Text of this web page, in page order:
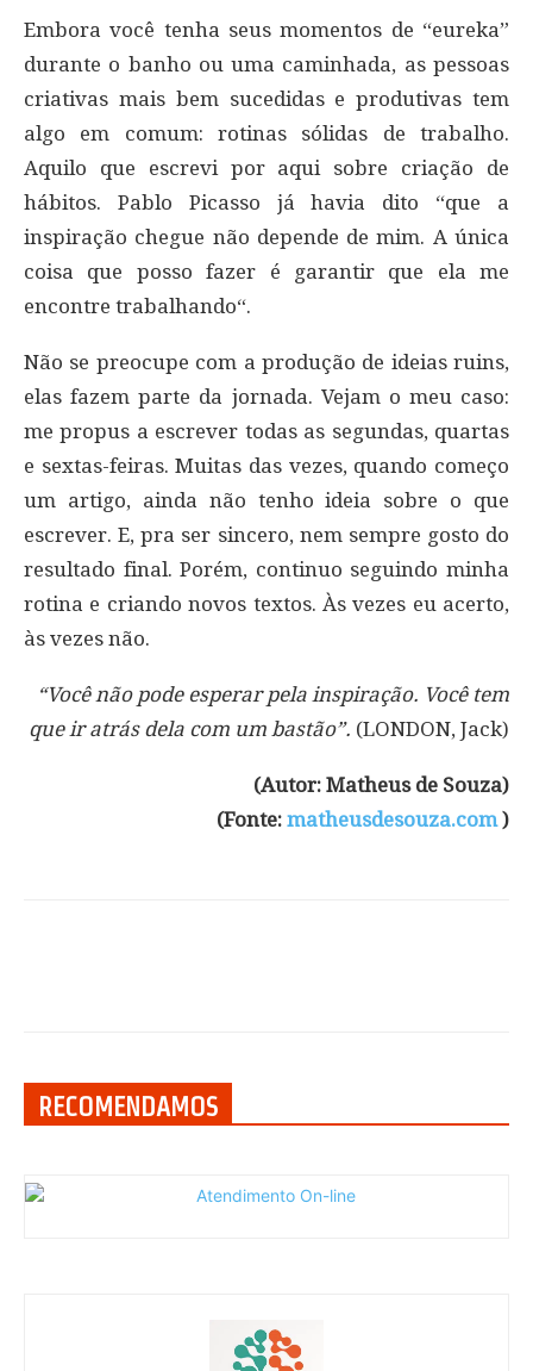
Embora você tenha seus momentos de “eureka”
durante o banho ou uma caminhada, as pessoas
criativas mais bem sucedidas e produtivas tem
algo em comum: rotinas sólidas de trabalho.
Aquilo que escrevi por aqui sobre criação de
hábitos. Pablo Picasso já havia dito “que a
inspiração chegue não depende de mim. A única
coisa que posso fazer é garantir que ela me
encontre trabalhando“.
Não se preocupe com a produção de ideias ruins,
elas fazem parte da jornada. Vejam o meu caso:
me propus a escrever todas as segundas, quartas
e sextas-feiras. Muitas das vezes, quando começo
um artigo, ainda não tenho ideia sobre o que
escrever. E, pra ser sincero, nem sempre gosto do
resultado final. Porém, continuo seguindo minha
rotina e criando novos textos. Às vezes eu acerto,
às vezes não.
“Você não pode esperar pela inspiração. Você tem
que ir atrás dela com um bastão”. (LONDON, Jack)
(Autor: Matheus de Souza)
(Fonte: matheusdesouza.com)
RECOMENDAMOS